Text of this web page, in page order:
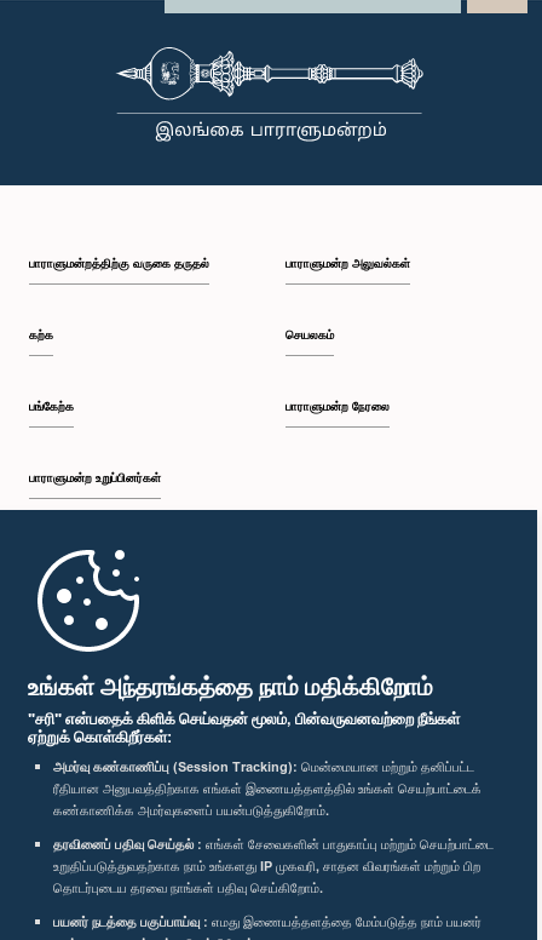
உங்கள் அந்தரங்கத்தை நாம் மதிக்கிறோம்
"சரி" என்பதைக் கிளிக் செய்வதன் மூலம், பின்வருவனவற்றை நீங்கள்
ஏற்றுக் கொள்கிறீர்கள்:
அமர்வு கண்காணிப்பு (Session Tracking): மென்மையான மற்றும் தனிப்பட்ட
ரீதியான அனுபவத்திற்காக எங்கள் இணையத்தளத்தில் உங்கள் செயற்பாட்டைக்
கண்காணிக்க அமர்வுகளைப் பயன்படுத்துகிறோம்.
தரவினைப் பதிவு செய்தல் : எங்கள் சேவைகளின் பாதுகாப்பு மற்றும் செயற்பாட்டை
உறுதிப்படுத்துவதற்காக நாம் உங்களது IP முகவரி, சாதன விவரங்கள் மற்றும் பிற
தொடர்புடைய தரவை நாங்கள் பதிவு செய்கிறோம்.
பயனர் நடத்தை பகுப்பாய்வு : எமது இணையத்தளத்தை மேம்படுத்த நாம் பயனர்
பாராளுமன்றத்திற்கு வருகை தருதல்
கற்க
பங்கேற்க
பாராளுமன்ற உறுப்பினர்கள்
முதற்பக்கம்
பாராளுமன்ற அலுவல்கள்
செயலகம்
பாராளுமன்ற நேரலை
பாராளுமன்ற கையடக்க செயலி
எம்மை பின்தொடர்க :
விருதுகள்